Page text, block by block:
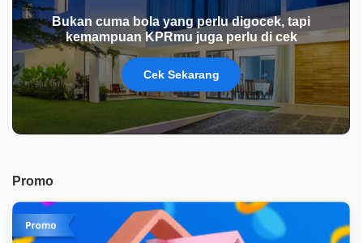
Bukan cuma bola yang perlu digocek, tapi
kemampuan KPRmu juga perlu di cek
Cek Sekarang
Promo